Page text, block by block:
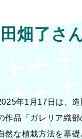
畑了さ
年1月17日は、
作品「ガレリア織
な植栽方法を基